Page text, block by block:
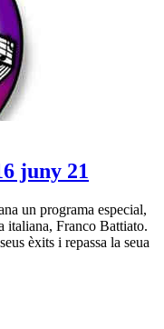
juny 21
un programa especial,
italiana, Franco Battiato.
èxits i repassa la seua